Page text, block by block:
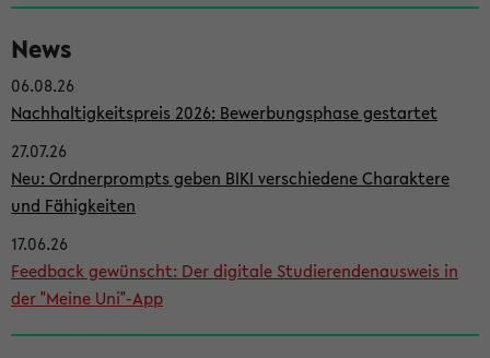
e
i
t
e
n
l
e
i
s
News
06.08.26
Nachhaltigkeitspreis 2026: Bewerbungsphase gestartet
27.07.26
Neu: Ordnerprompts geben BIKI verschiedene Charaktere
und Fähigkeiten
17.06.26
Feedback gewünscht: Der digitale Studierendenausweis in
der "Meine Uni"-App